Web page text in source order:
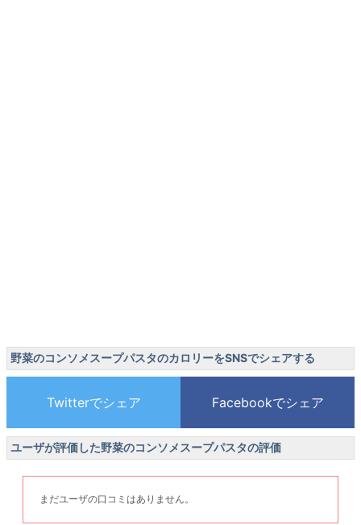
野菜のコンソメスープパスタのカロリーをSNSでシェアする
ユーザが評価した野菜のコンソメスープパスタの評価
まだユーザの口コミはありません。